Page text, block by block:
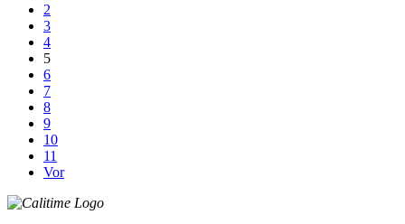
2
3
4
5
6
7
8
9
10
11
Vor